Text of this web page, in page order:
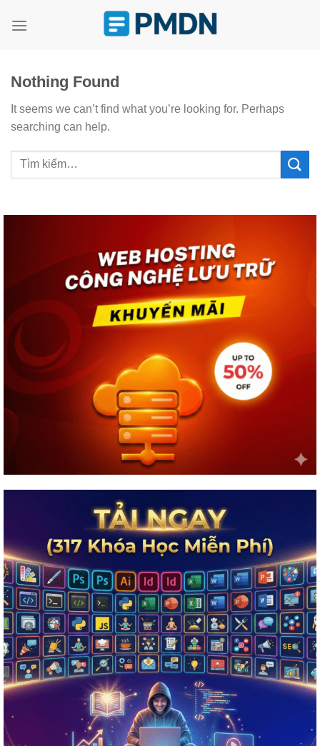
Nothing Found
It seems we can’t find what you’re looking for. Perhaps
searching can help.